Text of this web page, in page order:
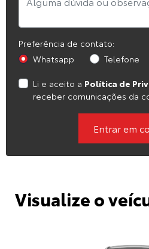
Preferência de contato:
Whatsapp
Telefone
Li e aceito a Política de
receber comunicações da
Entrar em
Visualize o